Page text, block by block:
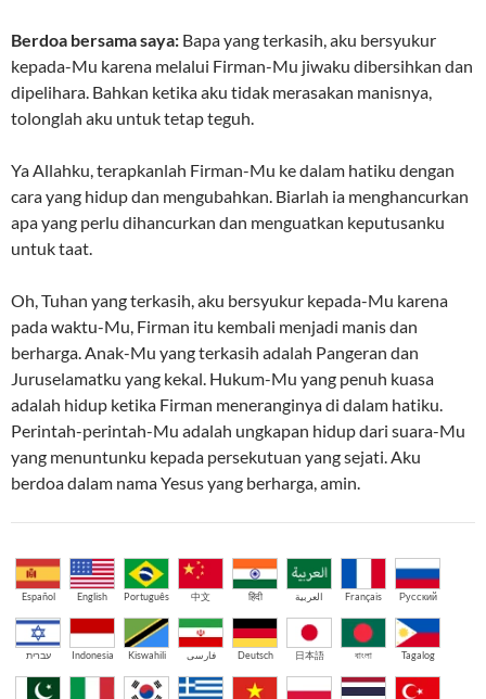
Berdoa bersama saya: Bapa yang terkasih, aku bersyukur
kepada-Mu karena melalui Firman-Mu jiwaku dibersihkan dan
dipelihara. Bahkan ketika aku tidak merasakan manisnya,
tolonglah aku untuk tetap teguh.
Ya Allahku, terapkanlah Firman-Mu ke dalam hatiku dengan
cara yang hidup dan mengubahkan. Biarlah ia menghancurkan
apa yang perlu dihancurkan dan menguatkan keputusanku
untuk taat.
Oh, Tuhan yang terkasih, aku bersyukur kepada-Mu karena
pada waktu-Mu, Firman itu kembali menjadi manis dan
berharga. Anak-Mu yang terkasih adalah Pangeran dan
Juruselamatku yang kekal. Hukum-Mu yang penuh kuasa
adalah hidup ketika Firman meneranginya di dalam hatiku.
Perintah-perintah-Mu adalah ungkapan hidup dari suara-Mu
yang menuntunku kepada persekutuan yang sejati. Aku
berdoa dalam nama Yesus yang berharga, amin.
Español English Português 中文 हिंदी العربية Français Русский
עברית Indonesia Kiswahili فارسی Deutsch 日本語 বাংলা Tagalog